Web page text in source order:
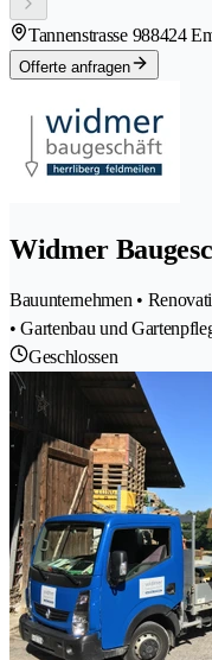
Tannenstrasse 988424
Offerte anfragen
Widmer
Bauunternehmen •
• Gartenbau und
Geschlossen